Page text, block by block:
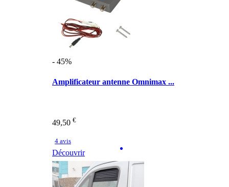
- 45%
Amplificateur antenne Omnimax ...
49,50 €
4 avis
Découvrir